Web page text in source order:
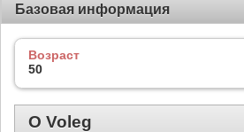
Базовая информация
Возраст
50
О Voleg